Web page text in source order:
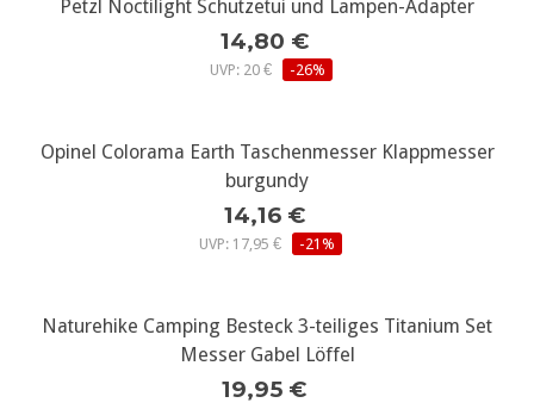
Petzl Noctilight Schutzetui und Lampen-Adapter
14,80 €
UVP: 20 € -26%
Opinel Colorama Earth Taschenmesser Klappmesser
burgundy
14,16 €
UVP: 17,95 € -21%
Naturehike Camping Besteck 3-teiliges Titanium Set
Messer Gabel Löffel
19,95 €